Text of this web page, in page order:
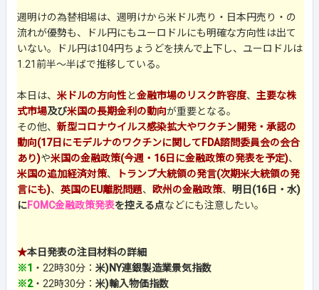
週明けの為替相場は、週明けから米ドル売り・日本円売り・の
流れが優勢も、ドル円にもユーロドルにも明確な方向性は出て
いない。ドル円は104円ちょうどを挟んで上下し、ユーロドルは
1.21前半～半ばで推移している。
本日は、 米ドルの方向性と金融市場のリスク許容度、 主要な株
式市場及び米国の長期金利の動向が重要となる。
その他、 新型コロナウイルス感染拡大やワクチン開発・承認の
動向(17日にモデルナのワクチンに関してFDA諮問委員会の会合
あり)や米国の金融政策(今週・16日に金融政策の発表を予定)、
米国の追加経済対策、
トランプ大統領の発言(次期米大統領の発
言にも)、 英国のEU離脱問題、 欧州の金融政策、 明日(16日・水)
にFOMC金融政策発表を控える点などにも注意したい。
★本日発表の注目材料の詳細
※1 ・22時30分： 米)NY連銀製造業景気指数
※2・22時30分： 米)輸入物価指数